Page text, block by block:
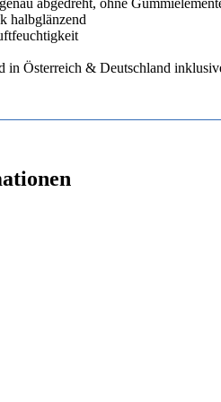
abgedreht, ohne
halbglänzend
in Österreich & Deutschland